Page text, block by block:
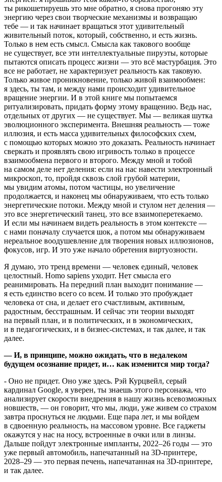
ты рикошетируешь это мне обратно, я снова прогоняю эту
энергию через свои творческие механизмы и возвращаю
тебе — и так начинает вращаться этот удивительный
живительный поток, который, собственно, и есть жизнь.
Только в нем есть смысл. Смысла как такового вообще
не существует, все эти интеллектуальные пируэты, которые
пытаются описать процесс жизни — это всё мастурбация. Это
все не работает, не характеризует реальность как таковую.
Только живое проникновение, только живой взаимообмен:
я здесь, ты там, и между нами происходит удивительное
вращение энергии. И в этой книге мы попытаемся
ритуализировать, придать форму этому вращению. Ведь нас,
отдельных от других — не существует. Мы — великая шутка
эволюционного эксперимента. Внешняя реальность — тоже
иллюзия, и есть масса удивительных философских схем,
с помощью которых можно это доказать. Реальность начинает
сверкать и проявлять свою игривость только в процессе
взаимообмена первого и второго. Между мной и тобой
на самом деле нет деления: если на нас навести электронный
микроскоп, то, пройдя сквозь слой грубой материи,
мы увидим атомы, потом частицы, но увеличение
продолжается, и наконец мы обнаруживаем, что есть только
энергетические потоки. Между мной и стулом нет деления —
это все энергетический танец, это все взаимоперетекаемо.
И если мы начинаем видеть реальность в этом контексте —
с нами поначалу случается шок, а потом мы обнаруживаем
нереальное воодушевление для творения новых иллюзионов,
фокусов, игр. И это уже начало обретения виртуозности.
Я думаю, это тренд времени — человек единый, человек
целостный. Homo sapiens уходит. Нет смысла его
реанимировать. На передний план выходит понимание —
я есть единство всего со всем. И только это пробуждает
человека от сна, и делает его счастливым, активным,
радостным, бесстрашным. И сейчас эти теории выходят
на первый план, и в политических, и в экономических,
и в педагогических, и в бизнес-системах, и так далее, и так
далее.
— И, в принципе, можно ожидать, что в недалеком
будущем осознание придет, и… как изменится мир тогда?
- Оно не придет. Оно уже здесь. Рэй Курцвейл, серый
кардинал Google, я уверен, ты знаешь этого персонажа, что
анализирует скорости внедрения в нашу жизнь всевозможных
новшеств, — он говорит, что мы, люди, уже живем со страхом
завтра проснуться не людьми. Еще пара лет, и мы войдем
в сдвоенную реальность, на массовом уровне. Все гаджеты
окажутся у нас на носу, встроенные в очки или в линзы.
Дальше пойдут электронные импланты, 2022–26 годы — это
уже первый автомобиль, напечатанный на 3D-принтере,
2028–29 — это первая печень, напечатанная на 3D-принтере,
и так далее.